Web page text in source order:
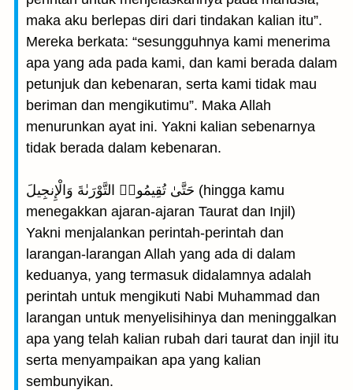
maka aku berlepas diri dari tindakan kalian itu”.
Mereka berkata: “sesungguhnya kami menerima
apa yang ada pada kami, dan kami berada dalam
petunjuk dan kebenaran, serta kami tidak mau
beriman dan mengikutimu”. Maka Allah
menurunkan ayat ini. Yakni kalian sebenarnya
tidak berada dalam kebenaran.
حَتَّىٰ تُقِيمُوا۟ التَّوْرَىٰةَ وَالْإِنجِيلَ (hingga kamu
menegakkan ajaran-ajaran Taurat dan Injil)
Yakni menjalankan perintah-perintah dan
larangan-larangan Allah yang ada di dalam
keduanya, yang termasuk didalamnya adalah
perintah untuk mengikuti Nabi Muhammad dan
larangan untuk menyelisihinya dan meninggalkan
apa yang telah kalian rubah dari taurat dan injil itu
serta menyampaikan apa yang kalian
sembunyikan.